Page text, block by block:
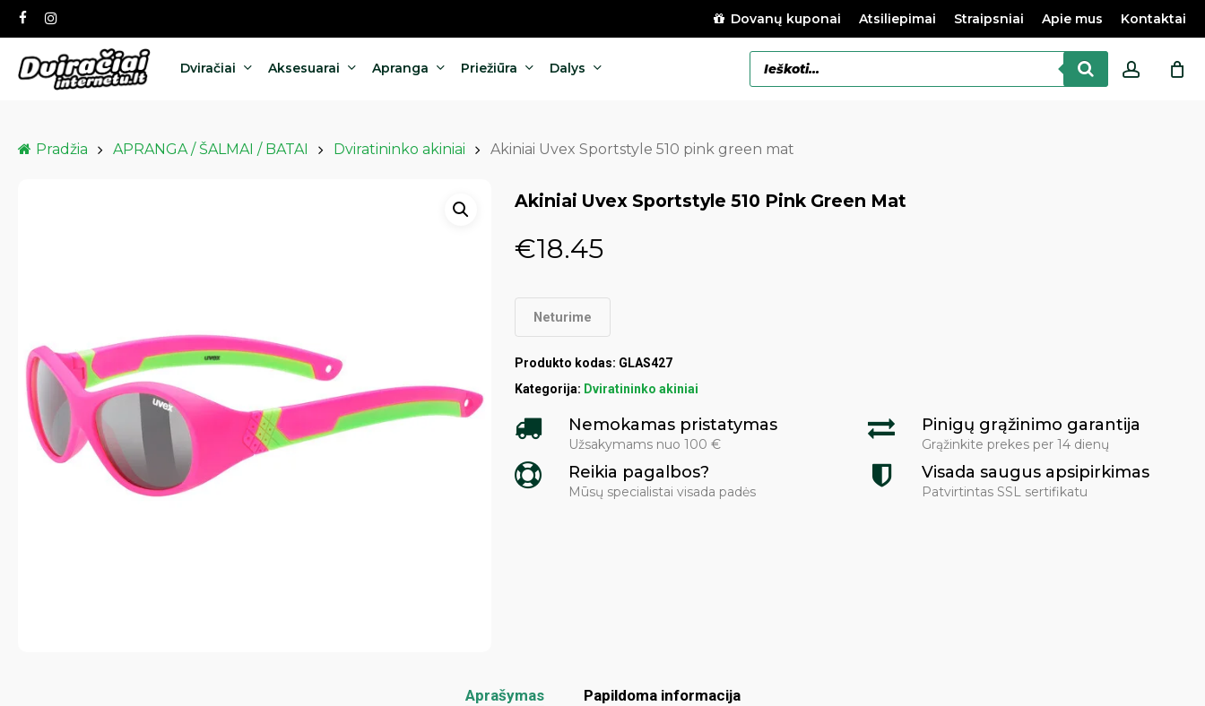
Skip
content
facebookinstagram Dovanų kuponai Atsiliepimai Straipsniai Apie mus Kontaktai
Dviračiai Aksesuarai Apranga Priežiūra Dalys
Products
search
Pradžia APRANGA / ŠALMAI / BATAI Dviratininko akiniai Akiniai Uvex Sportstyle 510 pink green mat
Akiniai Uvex Sportstyle 510 Pink Green Mat
€18.45
Neturime
Produkto kodas: GLAS427
Kategorija: Dviratininko akiniai
Nemokamas pristatymas
Užsakymams nuo 100 €
Pinigų grąžinimo garantija
Grąžinkite prekes per 14 dienų
Reikia pagalbos?
Mūsų specialistai visada padės
Visada saugus apsipirkimas
Patvirtintas SSL sertifikatu
Aprašymas Papildoma informacija